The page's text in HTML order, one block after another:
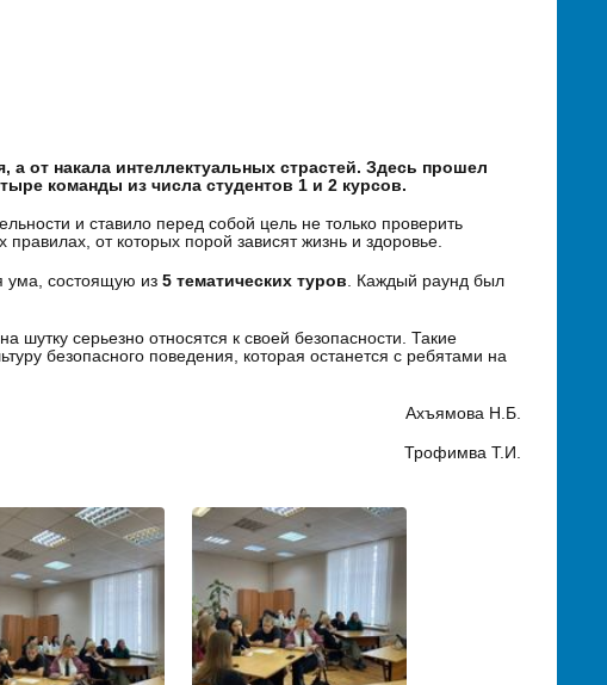
а от накала интеллектуальных страстей. Здесь прошел
команды из числа студентов 1 и 2 курсов.
и ставило перед собой цель не только проверить
от которых порой зависят жизнь и здоровье.
ума, состоящую из 5 тематических туров. Каждый раунд был
шутку серьезно относятся к своей безопасности. Такие
безопасного поведения, которая останется с ребятами на
Ахъямова Н.Б.
Трофимва Т.И.